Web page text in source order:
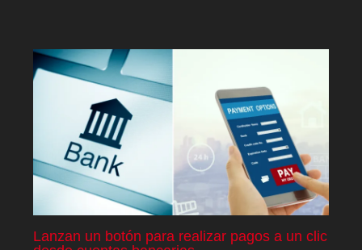
Lanzan un botón para realizar pagos a un clic